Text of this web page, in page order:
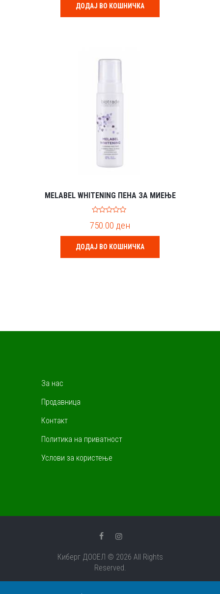
o
f
5
ДОДАЈ ВО КОШНИЧКА
MELABEL WHITENING ПЕНА ЗА МИЕЊЕ
o
t
o
f
5
750.00 ден
ДОДАЈ ВО КОШНИЧКА
За нас
Продавница
Контакт
Политика на приватност
Услови за користење
Киберг ДООЕЛ © 2026 All Rights
Reserved.